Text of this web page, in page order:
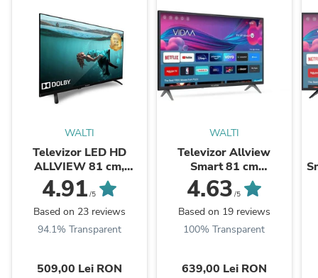
WALTI
Televizor LED HD
ALLVIEW 81 cm,
32ATC6000
4.91 /5
Based on 23 reviews
94.1% Transparent
509,00 Lei RON
WALTI
Televizor Allview
Smart 81 cm
,32iPlay6000-H, HD,
Clasa E
4.63 /5
Based on 19 reviews
100% Transparent
639,00 Lei RON